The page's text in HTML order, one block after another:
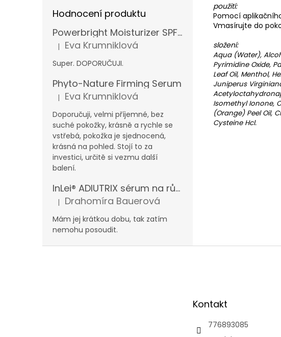
Hodnocení produktu
Powerbright Moisturizer SPF 50
Hodnocení produktu je 5 z 5 hvězdiček.
| Eva Krumniklová
Super. DOPORUČUJI.
Phyto-Nature Firming Serum
Hodnocení produktu je 5 z 5 hvězdiček.
| Eva Krumniklová
Doporučuji, velmi příjemné, bez
suché pokožky, krásně a rychle se
vstřebá, pokožka je sjednocená,
krásná na pohled. Stojí to za
investici, určitě si vezmu další
balení.
InLei® ADIUTRIX sérum na růst řas a obočí
Hodnocení produktu je 5 z 5 hvězdiček.
| Drahomíra Bauerová
Mám jej krátkou dobu, tak zatím
nemohu posoudit.
použití:
Pomocí
Vmasírujte do
složení:
Aqua (Water),
Pyrimidine Oxide,
Leaf Oil, Menthol,
Juniperus
Isomethyl Ionone,
(Orange) Peel Oil,
Cysteine Hcl.
Kontakt
776893085